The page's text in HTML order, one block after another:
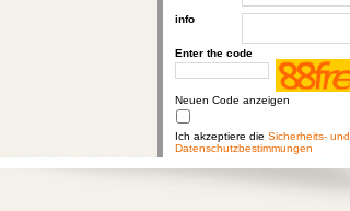
info
Enter the code
Neuen Code anzeigen
Ich akzeptiere die Sicherheits- und
Datenschutzbestimmungen